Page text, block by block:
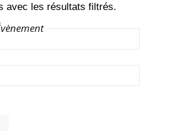
avec les résultats filtrés.